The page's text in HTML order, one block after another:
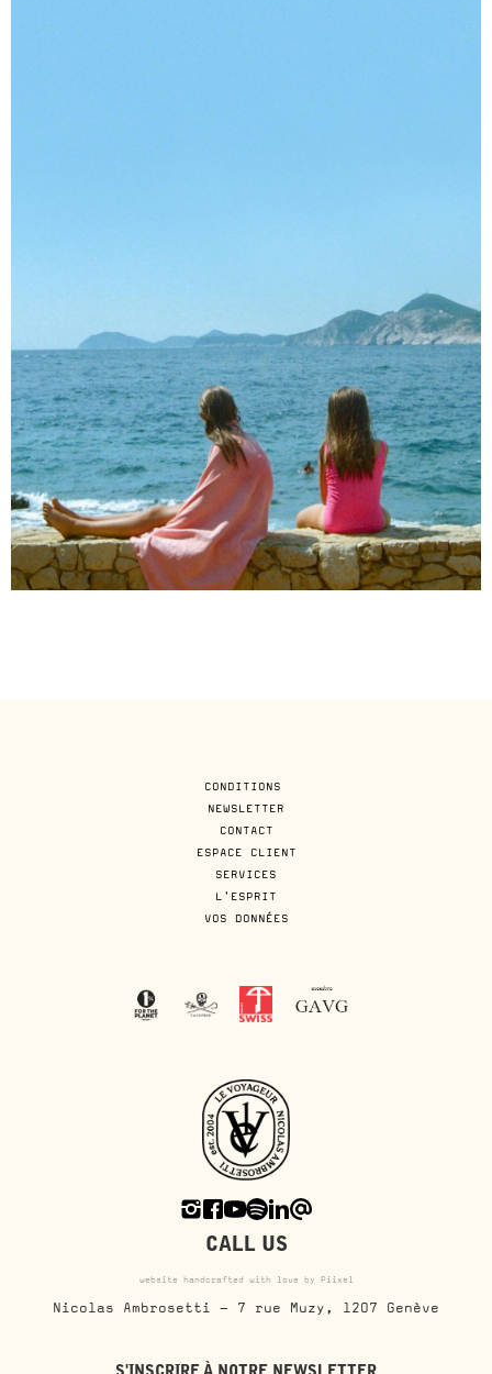
CONDITIONS
NEWSLETTER
CONTACT
ESPACE CLIENT
SERVICES
L'ESPRIT
VOS DONNÉES
CALL US
website handcrafted with love by Piixel
Nicolas Ambrosetti - 7 rue Muzy, 1207 Genève